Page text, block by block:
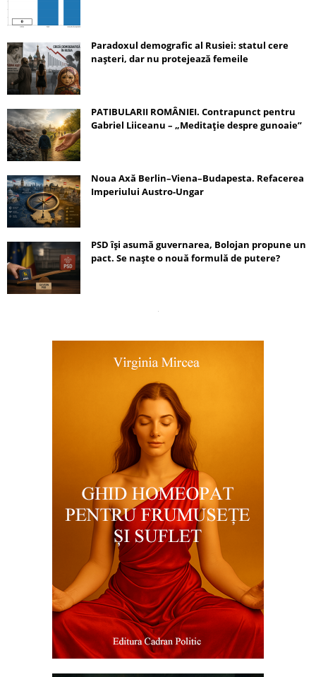
Paradoxul demografic al Rusiei: statul cere
nașteri, dar nu protejează femeile
PATIBULARII ROMÂNIEI. Contrapunct pentru
Gabriel Liiceanu – „Meditație despre gunoaie”
Noua Axă Berlin–Viena–Budapesta. Refacerea
Imperiului Austro-Ungar
PSD își asumă guvernarea, Bolojan propune un
pact. Se naște o nouă formulă de putere?